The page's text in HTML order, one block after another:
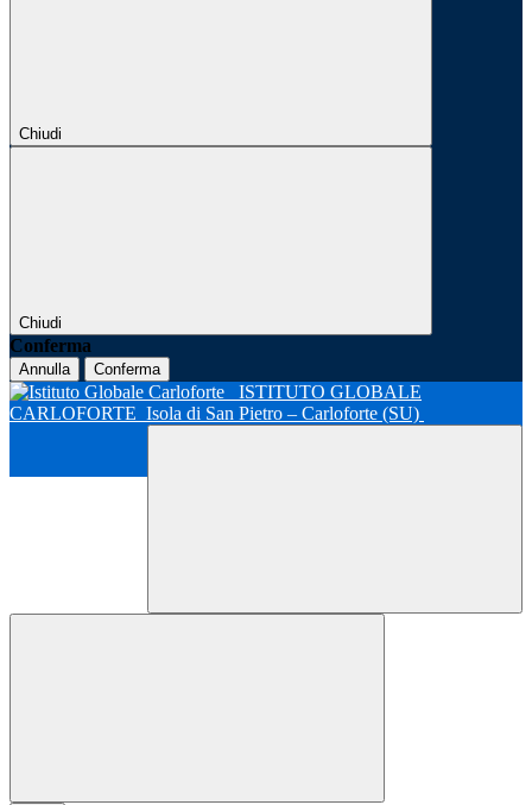
Chiudi
Chiudi
Conferma
Annulla Conferma
ISTITUTO GLOBALE
CARLOFORTE Isola di San Pietro – Carloforte (SU)